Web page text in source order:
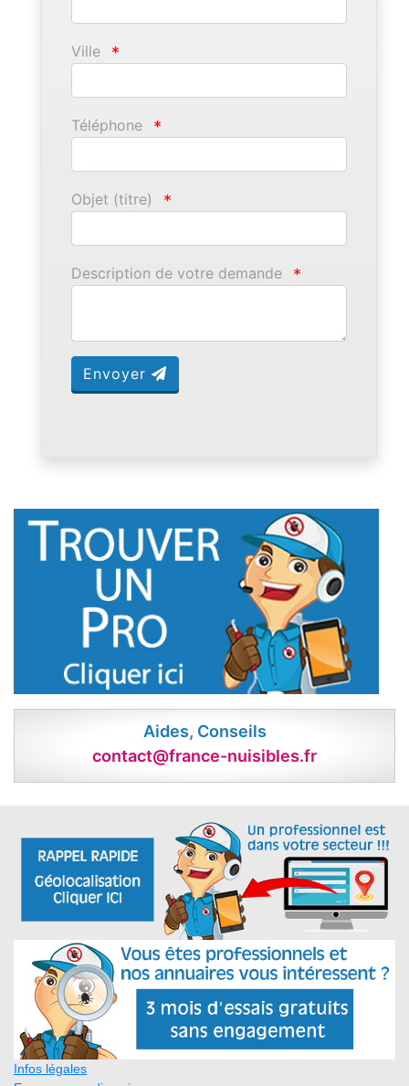
Ville *
Téléphone *
Objet (titre) *
Description de votre demande *
Envoyer
Aides, Conseils
contact@france-nuisibles.fr
Infos légales